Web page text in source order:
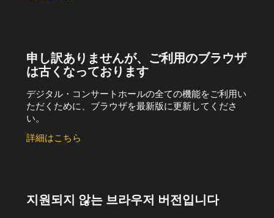
申し訳ありませんが、ご利用のブラウザ
は古くなっております
デジタル・コンサートホールの全ての機能をご利用い
ただくために、ブラウザを最新版に更新してくださ
い。
詳細はこちら
지원되지 않는 브라우저 버전입니다